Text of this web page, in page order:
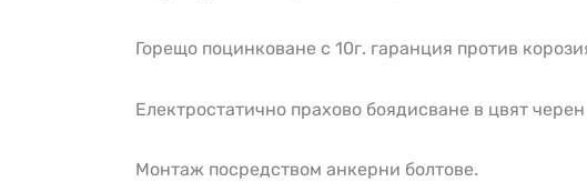
Горещо поцинковане с 10г. гаранция против
Електростатично прахово боядисване в цвят
Монтаж посредством анкерни болтове.